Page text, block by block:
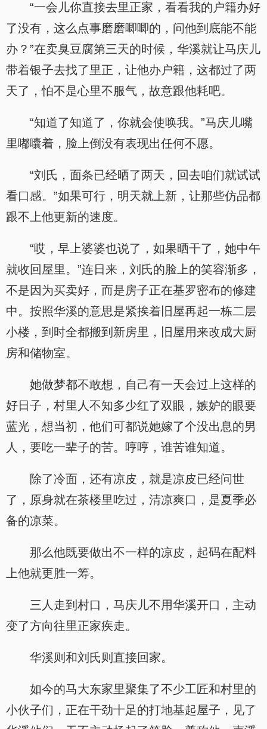
“一会儿你直接去里正家，看看我的户籍办好
了没有，这么点事磨磨唧唧的，问他到底能不能
办？”在卖臭豆腐第三天的时候，华溪就让马庆儿
带着银子去找了里正，让他办户籍，这都过了两
天了，怕不是心里不服气，故意跟他耗吧。
“知道了知道了，你就会使唤我。”马庆儿嘴
里嘟囔着，脸上倒没有表现出任何不愿。
“刘氏，面条已经晒了两天，回去咱们就试试
看口感。”如果可行，明天就上新，让那些仿品都
跟不上他更新的速度。
“哎，早上婆婆也说了，如果晒干了，她中午
就收回屋里。”连日来，刘氏的脸上的笑容渐多，
不是因为买卖好，而是房子正在基罗密布的修建
中。按照华溪的意思是紧挨着旧屋再起一栋二层
小楼，到时全都搬到新房里，旧屋用来改成大厨
房和储物室。
她做梦都不敢想，自己有一天会过上这样的
好日子，村里人不知多少红了双眼，嫉妒的眼要
蓝光，想当初，他们可都说她嫁了个没出息的男
人，要吃一辈子的苦。哼哼，谁苦谁知道。
除了冷面，还有凉皮，就是凉皮已经问世
了，原身就在茶楼里吃过，清凉爽口，是夏季必
备的凉菜。
那么他既要做出不一样的凉皮，起码在配料
上他就更胜一筹。
三人走到村口，马庆儿不用华溪开口，主动
变了方向往里正家疾走。
华溪则和刘氏则直接回家。
如今的马大东家里聚集了不少工匠和村里的
小伙子们，正在干劲十足的打地基起屋子，见了